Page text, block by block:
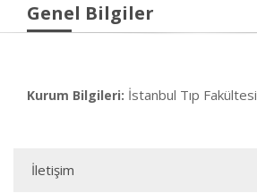
Genel Bilgiler
Kurum Bilgileri: İstanbul Tıp Fakültesi
İletişim